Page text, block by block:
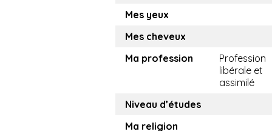
Mes yeux
Mes cheveux
Ma profession
Profession
libérale et
assimilé
Niveau d’études
Ma religion